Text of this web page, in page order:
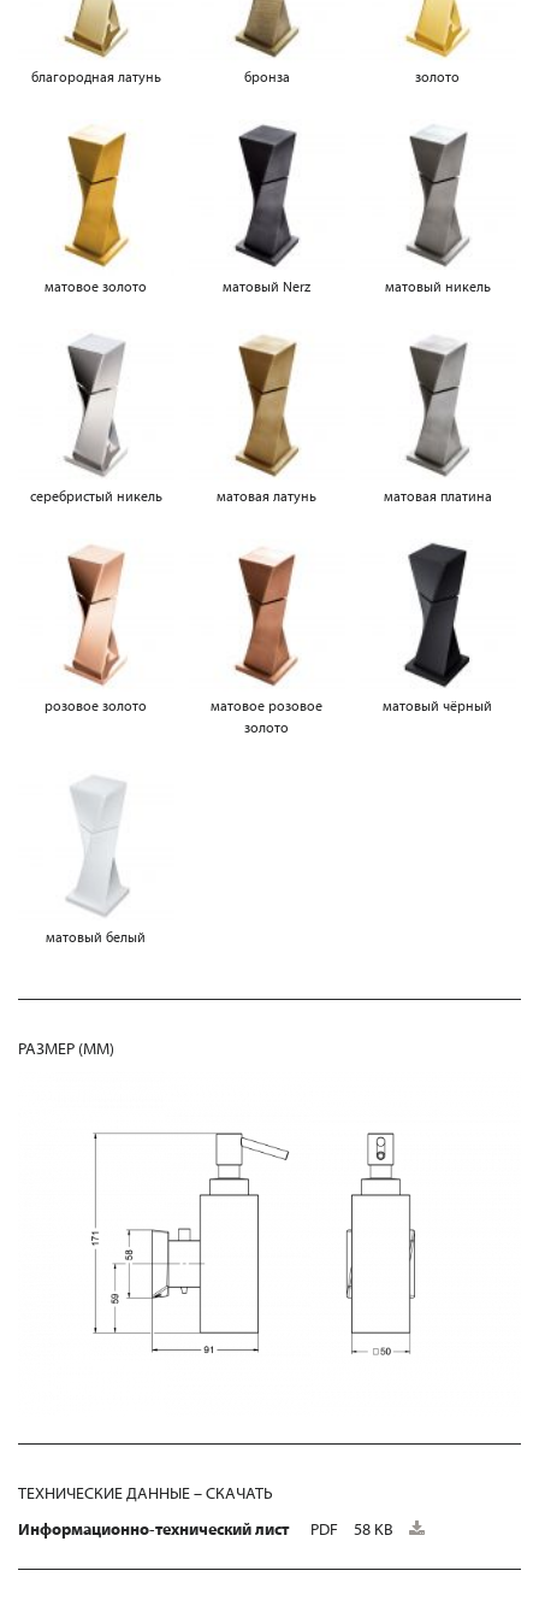
благородная латунь бронза золото
матовое золото матовый Nerz матовый никель
серебристый никель матовая латунь матовая платина
розовое золото
матовое розовое
золото
матовый чёрный
матовый белый
РАЗМЕР (MM)
ТЕХНИЧЕСКИЕ ДАННЫЕ – СКАЧАТЬ
Информационно-технический лист
PDF 58 KB